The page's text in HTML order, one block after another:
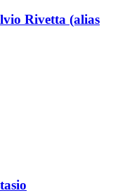
Rivetta (alias